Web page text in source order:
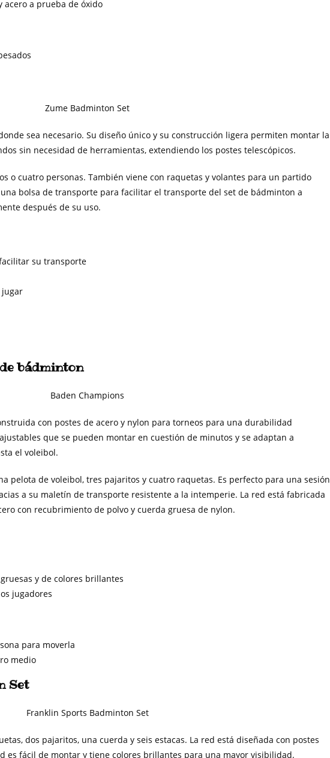
acero a prueba de óxido
sea necesario. Su diseño único y su construcción ligera permiten montar la
sin necesidad de herramientas, extendiendo los postes telescópicos.
o cuatro personas. También viene con raquetas y volantes para un partido
bolsa de transporte para facilitar el transporte del set de bádminton a
después de su uso.
su transporte
jugar
bádminton
con postes de acero y nylon para torneos para una durabilidad
que se pueden montar en cuestión de minutos y se adaptan a
el voleibol.
pelota de voleibol, tres pajaritos y cuatro raquetas. Es perfecto para una sesión
a su maletín de transporte resistente a la intemperie. La red está fabricada
con recubrimiento de polvo y cuerda gruesa de nylon.
y de colores brillantes
jugadores
para moverla
medio
Set
dos pajaritos, una cuerda y seis estacas. La red está diseñada con postes
es fácil de montar y tiene colores brillantes para una mayor visibilidad.